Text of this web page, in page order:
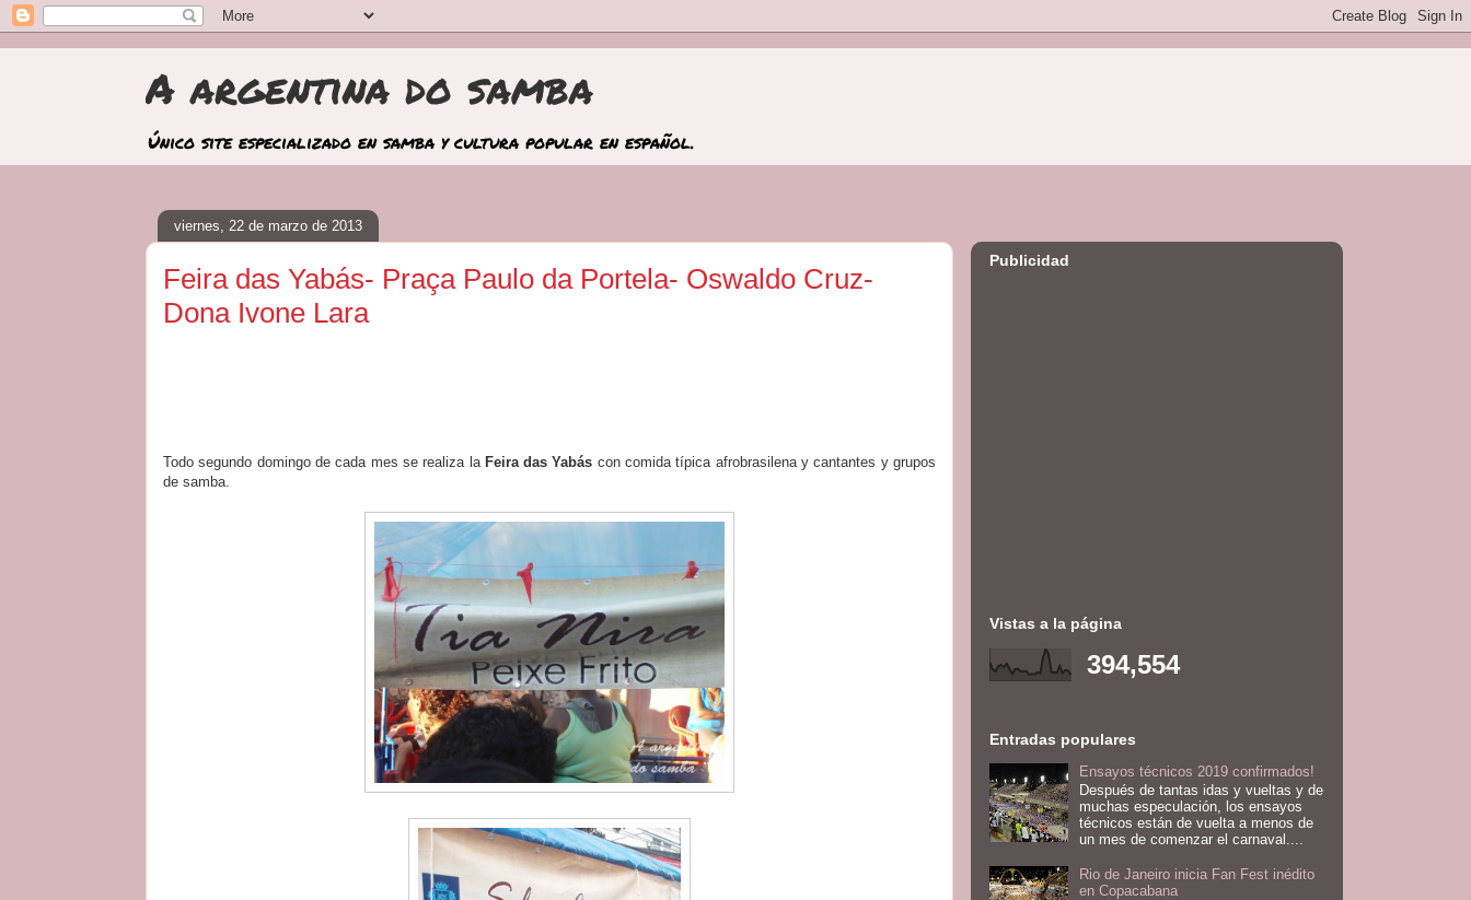
A argentina do samba
Único site especializado en samba y cultura popular en español.
viernes, 22 de marzo de 2013
Feira das Yabás- Praça Paulo da Portela- Oswaldo Cruz-
Dona Ivone Lara
Todo segundo domingo de cada mes se realiza la Feira das Yabás con comida típica afrobrasilena y cantantes y grupos
de samba.
Publicidad
Vistas a la página
394,554
Entradas populares
Ensayos técnicos 2019 confirmados!
Después de tantas idas y vueltas y de
muchas especulación, los ensayos
técnicos están de vuelta a menos de
un mes de comenzar el carnaval....
Rio de Janeiro inicia Fan Fest inédito
en Copacabana